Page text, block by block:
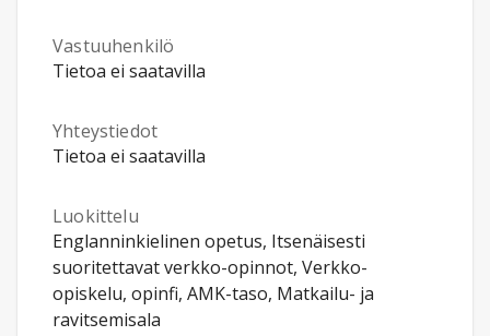
Vastuuhenkilö
Tietoa ei saatavilla
Yhteystiedot
Tietoa ei saatavilla
Luokittelu
Englanninkielinen opetus, Itsenäisesti
suoritettavat verkko-opinnot, Verkko-
opiskelu, opinfi, AMK-taso, Matkailu- ja
ravitsemisala